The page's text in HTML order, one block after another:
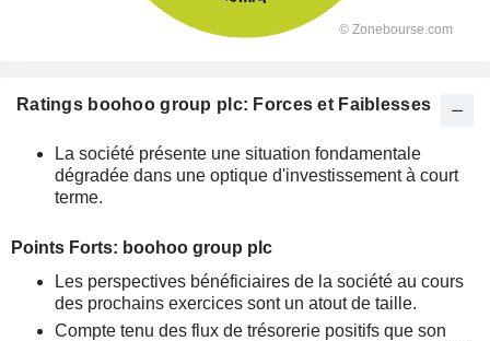
Ratings boohoo group plc: Forces et Faiblesses
La société présente une situation fondamentale
dégradée dans une optique d'investissement à court
terme.
Points Forts: boohoo group plc
Les perspectives bénéficiaires de la société au cours
des prochains exercices sont un atout de taille.
Compte tenu des flux de trésorerie positifs que son